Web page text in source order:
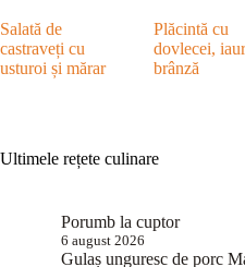
Salată de
castraveți cu
usturoi și mărar
Plăcintă cu
dovlecei,
brânză
Ultimele rețete culinare
Porumb la cuptor
6 august 2026
Gulaș unguresc de porc